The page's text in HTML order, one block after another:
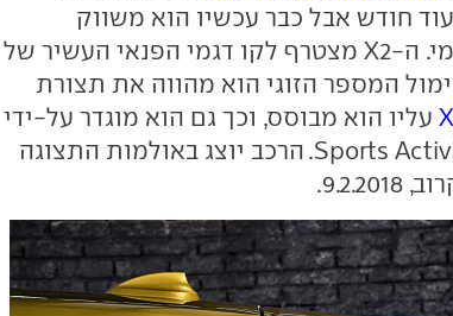
חודש אבל כבר עכשיו הוא משווק
בישראל באופן רשמי. ה-X2 מצטרף לקו דגמי הפנאי העשיר של
המספר הזוגי הוא מהווה את תצורת
עליו הוא מבוסס, וכך גם הוא מוגדר על-ידי
ב.מ.וו - Sports Activity Coupe. הרכב יוצג באולמות התצוגה